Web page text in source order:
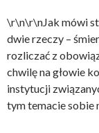
\r\n\r\nJak mówi
dwie rzeczy –
rozliczać z
chwilę na głowie
instytucji
tym temacie